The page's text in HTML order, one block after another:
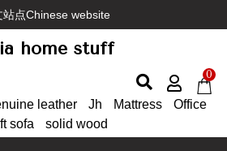
站点Chinese website
home stuff
0
leather Jh Mattress
Office
sofa
solid wood